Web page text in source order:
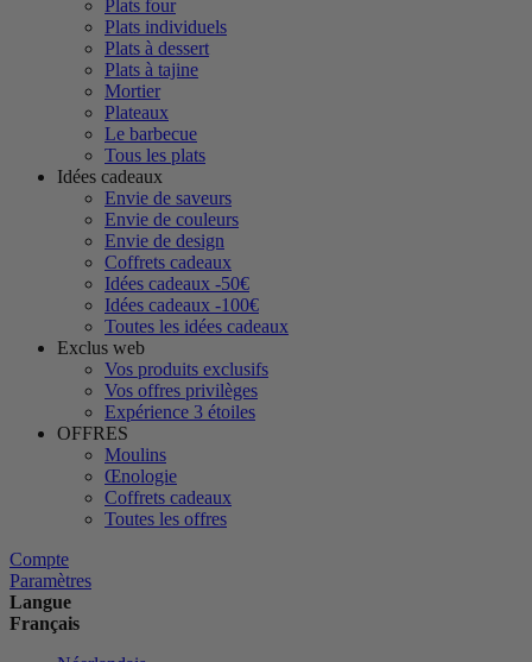
Plats four
Plats individuels
Plats à dessert
Plats à tajine
Mortier
Plateaux
Le barbecue
Tous les plats
Idées cadeaux
Envie de saveurs
Envie de couleurs
Envie de design
Coffrets cadeaux
Idées cadeaux -50€
Idées cadeaux -100€
Toutes les idées cadeaux
Exclus web
Vos produits exclusifs
Vos offres privilèges
Expérience 3 étoiles
OFFRES
Moulins
Œnologie
Coffrets cadeaux
Toutes les offres
Compte
Paramètres
Langue
Français